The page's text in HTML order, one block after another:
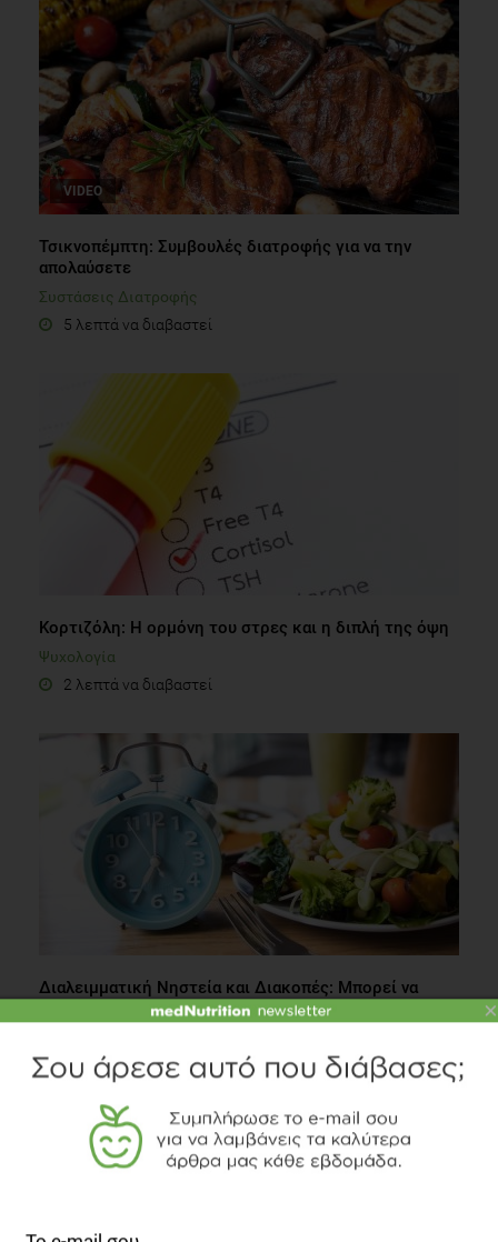
VIDEO
Τσικνοπέμπτη: Συμβουλές διατροφής για να την
απολαύσετε
Συστάσεις Διατροφής
5 λεπτά να διαβαστεί
Κορτιζόλη: Η ορμόνη του στρες και η διπλή της όψη
Ψυχολογία
2 λεπτά να διαβαστεί
Διαλειμματική Νηστεία και Διακοπές: Μπορεί να
εφαρμοστεί ευέλικτα;
2 λεπτά να διαβαστεί
×